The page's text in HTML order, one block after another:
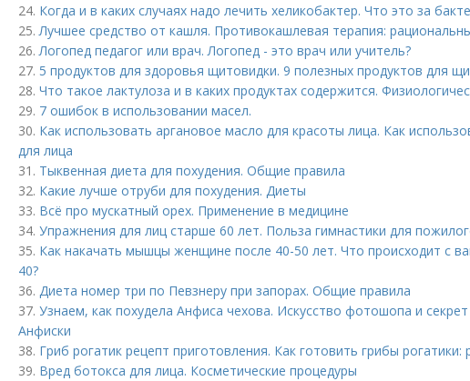
24. Когда и в каких случаях надо лечить хеликобактер. Что это за
25.Лучшее средство от кашля. Противокашлевая терапия:
26.Логопед педагог или врач. Логопед - это врач или учитель?
27. 5 продуктов для здоровья щитовидки. 9 полезных продуктов для
28. Что такое лактулоза и в каких продуктах содержится.
29. 7 ошибок в использовании масел.
30. Как использовать аргановое масло для красоты лица. Как
для лица
31. Тыквенная диета для похудения. Общие правила
32. Какие лучше отруби для похудения. Диеты
33. Всё про мускатный орех. Применение в медицине
34. Упражнения для лиц старше 60 лет. Польза гимнастики для
35. Как накачать мышцы женщине после 40-50 лет. Что происходит с
40?
36. Диета номер три по Певзнеру при запорах. Общие правила
37. Узнаем, как похудела Анфиса чехова. Искусство фотошопа и
Анфиски
38. Гриб рогатик рецепт приготовления. Как готовить грибы рогатики:
39. Вред ботокса для лица. Косметические процедуры